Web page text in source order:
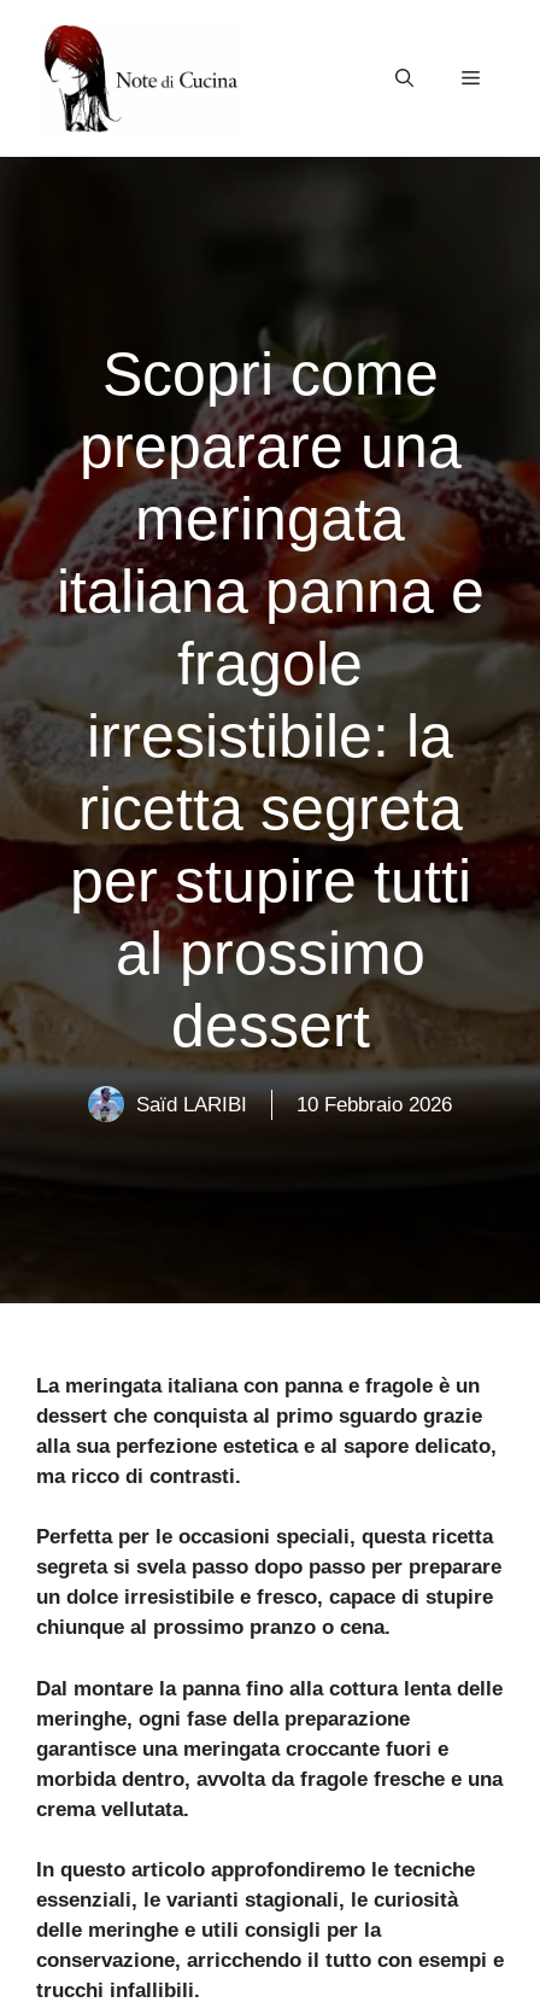
contenuto
Menu
Scopri come
preparare una
meringata
italiana panna e
fragole
irresistibile: la
ricetta segreta
per stupire tutti
al prossimo
dessert
Saïd LARIBI 10 Febbraio 2026
La meringata italiana con panna e fragole è un
dessert che conquista al primo sguardo grazie
alla sua perfezione estetica e al sapore delicato,
ma ricco di contrasti.
Perfetta per le occasioni speciali, questa ricetta
segreta si svela passo dopo passo per preparare
un dolce irresistibile e fresco, capace di stupire
chiunque al prossimo pranzo o cena.
Dal montare la panna fino alla cottura lenta delle
meringhe, ogni fase della preparazione
garantisce una meringata croccante fuori e
morbida dentro, avvolta da fragole fresche e una
crema vellutata.
In questo articolo approfondiremo le tecniche
essenziali, le varianti stagionali, le curiosità
delle meringhe e utili consigli per la
conservazione, arricchendo il tutto con esempi e
trucchi infallibili.